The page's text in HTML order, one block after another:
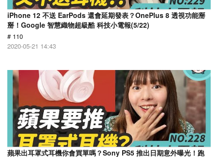
iPhone 12 不送 EarPods 還會延期發表？OnePlus 8 透視功能掰
掰！Google 智慧織物超級酷 科技小電報(5/22)
# 110
2020-05-21 14:43
蘋果出耳罩式耳機你會買單嗎？Sony PS5 推出日期意外曝光！跑